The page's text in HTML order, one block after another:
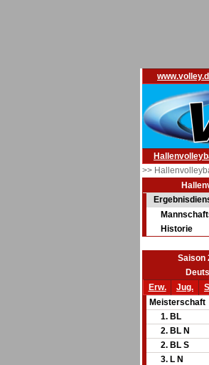
>>
Historie
Saison
Erw.
Jug.
Meisterschaft
1. BL
2. BL N
2. BL S
3. L N